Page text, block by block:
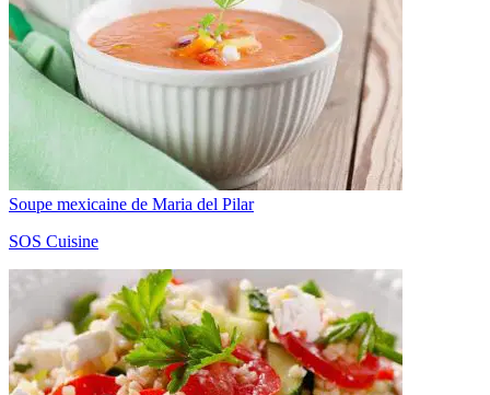
Soupe mexicaine de Maria del Pilar
SOS Cuisine